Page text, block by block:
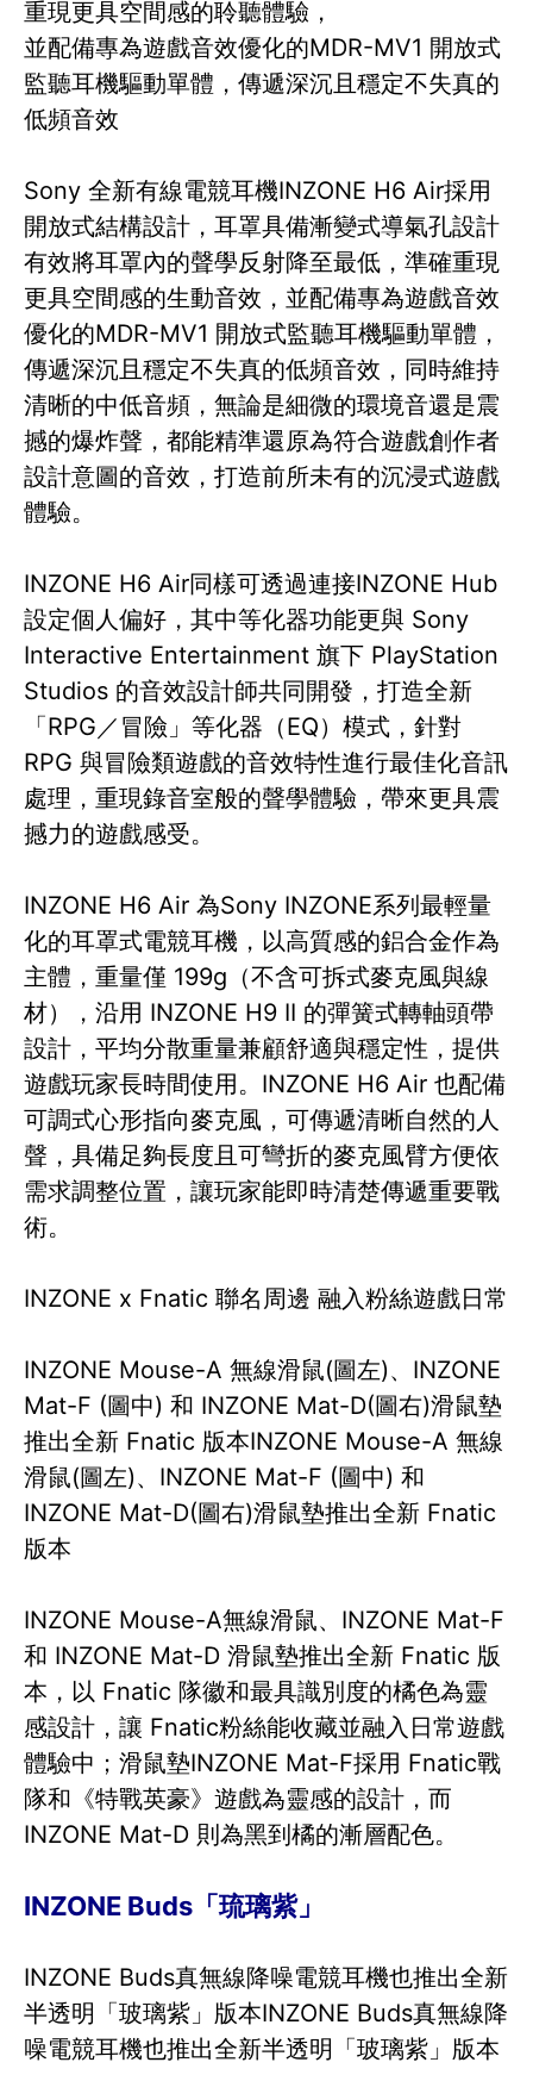
重現更具空間感的聆聽體驗，
並配備專為遊戲音效優化的MDR-MV1 開放式
監聽耳機驅動單體，傳遞深沉且穩定不失真的
低頻音效
Sony 全新有線電競耳機INZONE H6 Air採用
開放式結構設計，耳罩具備漸變式導氣孔設計
有效將耳罩內的聲學反射降至最低，準確重現
更具空間感的生動音效，並配備專為遊戲音效
優化的MDR-MV1 開放式監聽耳機驅動單體，
傳遞深沉且穩定不失真的低頻音效，同時維持
清晰的中低音頻，無論是細微的環境音還是震
撼的爆炸聲，都能精準還原為符合遊戲創作者
設計意圖的音效，打造前所未有的沉浸式遊戲
體驗。
INZONE H6 Air同樣可透過連接INZONE Hub
設定個人偏好，其中等化器功能更與 Sony
Interactive Entertainment 旗下 PlayStation
Studios 的音效設計師共同開發，打造全新
「RPG／冒險」等化器（EQ）模式，針對
RPG 與冒險類遊戲的音效特性進行最佳化音訊
處理，重現錄音室般的聲學體驗，帶來更具震
撼力的遊戲感受。
INZONE H6 Air 為Sony INZONE系列最輕量
化的耳罩式電競耳機，以高質感的鋁合金作為
主體，重量僅 199g（不含可拆式麥克風與線
材），沿用 INZONE H9 II 的彈簧式轉軸頭帶
設計，平均分散重量兼顧舒適與穩定性，提供
遊戲玩家長時間使用。INZONE H6 Air 也配備
可調式心形指向麥克風，可傳遞清晰自然的人
聲，具備足夠長度且可彎折的麥克風臂方便依
需求調整位置，讓玩家能即時清楚傳遞重要戰
術。
INZONE x Fnatic 聯名周邊 融入粉絲遊戲日常
INZONE Mouse-A 無線滑鼠(圖左)、INZONE
Mat-F (圖中) 和 INZONE Mat-D(圖右)滑鼠墊
推出全新 Fnatic 版本INZONE Mouse-A 無線
滑鼠(圖左)、INZONE Mat-F (圖中) 和
INZONE Mat-D(圖右)滑鼠墊推出全新 Fnatic
版本
INZONE Mouse-A無線滑鼠、INZONE Mat-F
和 INZONE Mat-D 滑鼠墊推出全新 Fnatic 版
本，以 Fnatic 隊徽和最具識別度的橘色為靈
感設計，讓 Fnatic粉絲能收藏並融入日常遊戲
體驗中；滑鼠墊INZONE Mat-F採用 Fnatic戰
隊和《特戰英豪》遊戲為靈感的設計，而
INZONE Mat-D 則為黑到橘的漸層配色。
INZONE Buds「琉璃紫」
INZONE Buds真無線降噪電競耳機也推出全新
半透明「玻璃紫」版本INZONE Buds真無線降
噪電競耳機也推出全新半透明「玻璃紫」版本